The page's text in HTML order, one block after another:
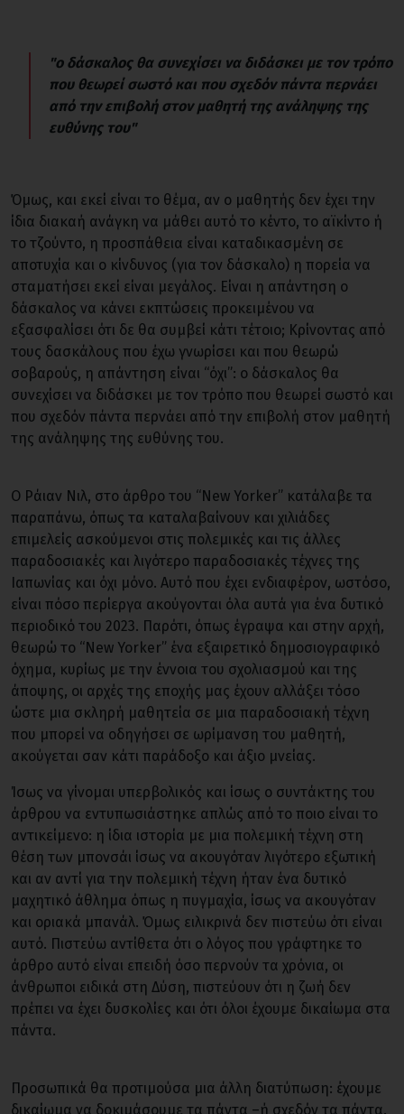
"ο δάσκαλος θα συνεχίσει να διδάσκει με τον τρόπο
που θεωρεί σωστό και που σχεδόν πάντα περνάει
από την επιβολή στον μαθητή της ανάληψης της
ευθύνης του"
Όμως, και εκεί είναι το θέμα, αν ο μαθητής δεν έχει την
ίδια διακαή ανάγκη να μάθει αυτό το κέντο, το αϊκίντο ή
το τζούντο, η προσπάθεια είναι καταδικασμένη σε
αποτυχία και ο κίνδυνος (για τον δάσκαλο) η πορεία να
σταματήσει εκεί είναι μεγάλος. Είναι η απάντηση ο
δάσκαλος να κάνει εκπτώσεις προκειμένου να
εξασφαλίσει ότι δε θα συμβεί κάτι τέτοιο; Κρίνοντας από
τους δασκάλους που έχω γνωρίσει και που θεωρώ
σοβαρούς, η απάντηση είναι “όχι”: ο δάσκαλος θα
συνεχίσει να διδάσκει με τον τρόπο που θεωρεί σωστό και
που σχεδόν πάντα περνάει από την επιβολή στον μαθητή
της ανάληψης της ευθύνης του.
Ο Ράιαν Νιλ, στο άρθρο του “New Yorker” κατάλαβε τα
παραπάνω, όπως τα καταλαβαίνουν και χιλιάδες
επιμελείς ασκούμενοι στις πολεμικές και τις άλλες
παραδοσιακές και λιγότερο παραδοσιακές τέχνες της
Ιαπωνίας και όχι μόνο. Αυτό που έχει ενδιαφέρον, ωστόσο,
είναι πόσο περίεργα ακούγονται όλα αυτά για ένα δυτικό
περιοδικό του 2023. Παρότι, όπως έγραψα και στην αρχή,
θεωρώ το “New Yorker” ένα εξαιρετικό δημοσιογραφικό
όχημα, κυρίως με την έννοια του σχολιασμού και της
άποψης, οι αρχές της εποχής μας έχουν αλλάξει τόσο
ώστε μια σκληρή μαθητεία σε μια παραδοσιακή τέχνη
που μπορεί να οδηγήσει σε ωρίμανση του μαθητή,
ακούγεται σαν κάτι παράδοξο και άξιο μνείας.
Ίσως να γίνομαι υπερβολικός και ίσως ο συντάκτης του
άρθρου να εντυπωσιάστηκε απλώς από το ποιο είναι το
αντικείμενο: η ίδια ιστορία με μια πολεμική τέχνη στη
θέση των μπονσάι ίσως να ακουγόταν λιγότερο εξωτική
και αν αντί για την πολεμική τέχνη ήταν ένα δυτικό
μαχητικό άθλημα όπως η πυγμαχία, ίσως να ακουγόταν
και οριακά μπανάλ. Όμως ειλικρινά δεν πιστεύω ότι είναι
αυτό. Πιστεύω αντίθετα ότι ο λόγος που γράφτηκε το
άρθρο αυτό είναι επειδή όσο περνούν τα χρόνια, οι
άνθρωποι ειδικά στη Δύση, πιστεύουν ότι η ζωή δεν
πρέπει να έχει δυσκολίες και ότι όλοι έχουμε δικαίωμα στα
πάντα.
Προσωπικά θα προτιμούσα μια άλλη διατύπωση: έχουμε
δικαίωμα να δοκιμάσουμε τα πάντα –ή σχεδόν τα πάντα.